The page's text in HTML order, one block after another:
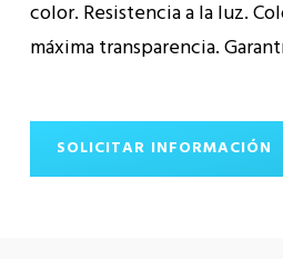
color. Resistencia a la luz.
máxima transparencia.
SOLICITAR INFORMACIÓN